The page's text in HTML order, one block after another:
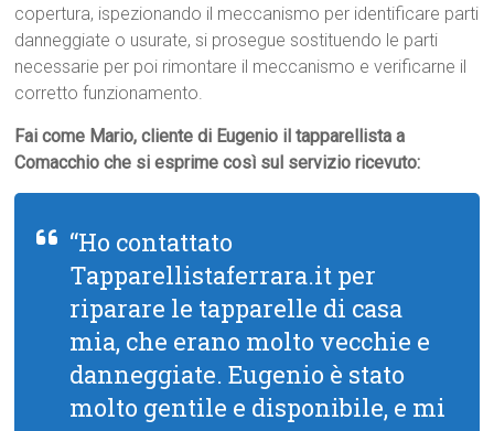
copertura, ispezionando il meccanismo per identificare parti
danneggiate o usurate, si prosegue sostituendo le parti
necessarie per poi rimontare il meccanismo e verificarne il
corretto funzionamento.
Fai come Mario, cliente di Eugenio il tapparellista a
Comacchio che si esprime così sul servizio ricevuto:
“Ho contattato
Tapparellistaferrara.it per
riparare le tapparelle di casa
mia, che erano molto vecchie e
danneggiate. Eugenio è stato
molto gentile e disponibile, e mi